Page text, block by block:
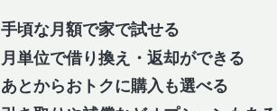
手頃な月額で家で試せる
月単位で借り換え・返却ができる
あとからおトクに購入も選べる